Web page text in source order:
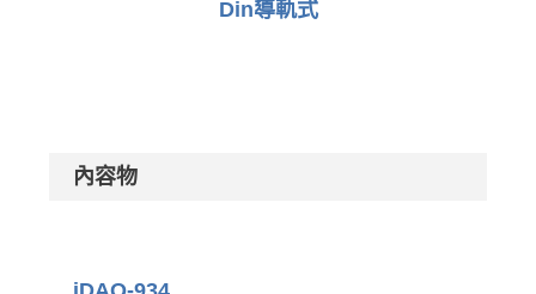
Din導軌式
內容物